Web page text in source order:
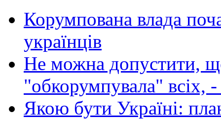
Корумпована влада
українців
Не можна допустити,
"обкорумпувала" всіх,
Якою бути Україні: